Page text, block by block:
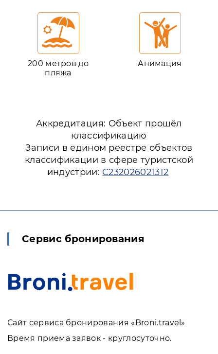
200 метров до
пляжа
Анимация
Аккредитация: Объект прошёл
классификацию
Записи в едином реестре объектов
классификации в сфере туристской
индустрии: С232026021312
Сервис бронирования
Сайт сервиса бронирования «Broni.travel»
Время приема заявок - круглосуточно.